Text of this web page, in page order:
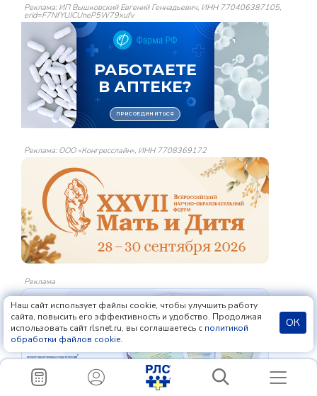
Реклама: ИП Вышковский Евгений Геннадьевич, ИНН 770406387105,
erid=F7NfYUJCUneP5W79xufv
Реклама: ООО «Конгресслайн», ИНН 7708369172
Реклама
Наш сайт использует файлы cookie, чтобы улучшить работу
сайта, повысить его эффективность и удобство. Продолжая
использовать сайт rlsnet.ru, вы соглашаетесь с политикой
обработки файлов cookie.
ОК